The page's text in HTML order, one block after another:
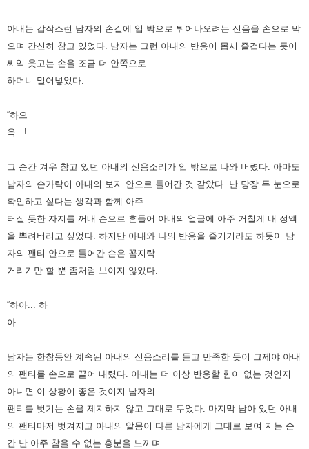
아내는 갑작스런 남자의 손길에 입 밖으로 튀어나오려는 신음을 손으로 막
으며 간신히 참고 있었다. 남자는 그런 아내의 반응이 몹시 즐겁다는 듯이
씨익 웃고는 손을 조금 더 안쪽으로
하더니 밀어넣었다.
“하으
윽
그 순간 겨우 참고 있던 아내의 신음소리가 입 밖으로 나와 버렸다. 아마도
남자의 손가락이 아내의 보지 안으로 들어간 것 같았다. 난 당장 두 눈으로
확인하고 싶다는 생각과 함께 아주
터질 듯한 자지를 꺼내 손으로 흔들어 아내의 얼굴에 아주 거칠게 내 정액
을 뿌려버리고 싶었다. 하지만 아내와 나의 반응을 즐기기라도 하듯이 남
자의 팬티 안으로 들어간 손은 꼼지락
거리기만 할 뿐 좀처럼 보이지 않았다.
“하아... 하
아
남자는 한참동안 계속된 아내의 신음소리를 듣고 만족한 듯이 그제야 아내
의 팬티를 손으로 끌어 내렸다. 아내는 더 이상 반응할 힘이 없는 것인지
아니면 이 상황이 좋은 것이지 남자의
팬티를 벗기는 손을 제지하지 않고 그대로 두었다. 마지막 남아 있던 아내
의 팬티마저 벗겨지고 아내의 알몸이 다른 남자에게 그대로 보여 지는 순
간 난 아주 참을 수 없는 흥분을 느끼며